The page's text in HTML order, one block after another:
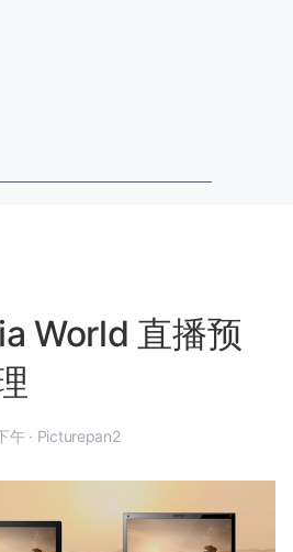
World 直播预
8:16 下午 · Picturepan2